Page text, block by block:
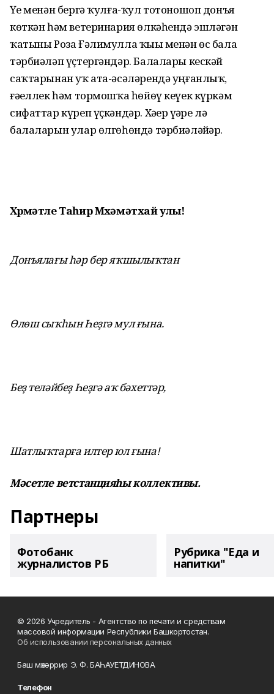
Үҙе менән бергә ҡулға-ҡул тотоношоп донъя
көткән һәм ветеринария өлкәһендә эшләгән
ҡатыны Роза Ғәлимулла ҡыҙы менән өс бала
тәрбиәләп үҫтергәндәр. Балалары кескәй
саҡтарынан уҡ ата-әсәләрендә уңғанлыҡ,
ғәҙеллек һәм тормошҡа һөйөү кеүек күркәм
сифаттар күреп үҫкәндәр. Хәҙер үҙҙәре лә
балаларын улар өлгөһөндә тәрбиәләйҙәр.
ХөрмәтлеТаһир Мөхәмәтхай улы!
Донъялағы һәр бер яҡшылыҡтан
Өлөш сыҡһын Һеҙгә мул ғына.
Беҙ теләйбеҙ Һеҙгә аҡ бәхеттәр,
Шатлыҡтарға илтер юл ғына!
Мәсетле ветстанцияһы коллективы.
Партнеры
Фотобанк
журналистов РБ
Рубрика "Еда и
напитки"
© 2026 Учредитель - Агентство по печати и средствам
массовой информации Республики Башкортостан.
Об использовании персональных данных
Баш мөхәррир Э. Ф. БАҺАУЕТДИНОВА
Телефон